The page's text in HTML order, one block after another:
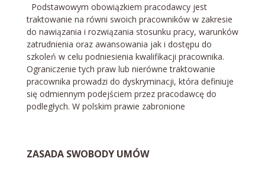
Podstawowym obowiązkiem pracodawcy jest
traktowanie na równi swoich pracowników w zakresie
do nawiązania i rozwiązania stosunku pracy, warunków
zatrudnienia oraz awansowania jak i dostępu do
szkoleń w celu podniesienia kwalifikacji pracownika.
Ograniczenie tych praw lub nierówne traktowanie
pracownika prowadzi do dyskryminacji, która definiuje
się odmiennym podejściem przez pracodawcę do
podległych. W polskim prawie zabronione
ZASADA SWOBODY UMÓW